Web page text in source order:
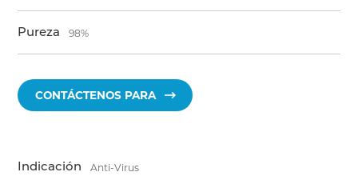
Pureza 98%
CONTÁCTENOS PARA
Indicación Anti-Virus